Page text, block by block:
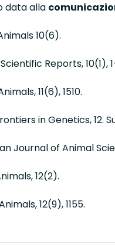
data alla
10(6).
Reports, 10(1),
11(6), 1510.
in Genetics, 12.
Journal of Animal
12(2).
12(9), 1155.